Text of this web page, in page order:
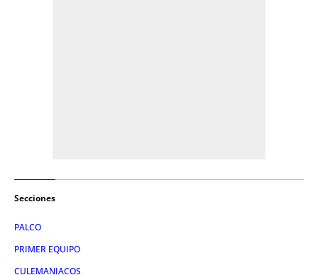
Secciones
PALCO
PRIMER EQUIPO
CULEMANIACOS